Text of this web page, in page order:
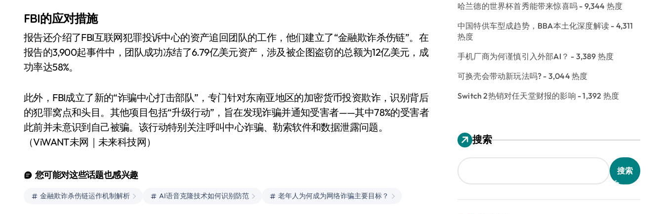
FBI的应对措施
报告还介绍了FBI互联网犯罪投诉中心的资产追回团队的工作，他们建立了“金融欺诈杀伤链”。在
报告的3,900起事件中，团队成功冻结了6.79亿美元资产，涉及被企图盗窃的总额为12亿美元，成
功率达58%。
此外，FBI成立了新的“诈骗中心打击部队”，专门针对东南亚地区的加密货币投资欺诈，识别背后
的犯罪窝点和头目。其他项目包括“升级行动”，旨在发现诈骗并通知受害者——其中78%的受害者
此前并未意识到自己被骗。该行动特别关注呼叫中心诈骗、勒索软件和数据泄露问题。
（ViWANT未网｜未来科技网）
您可能对这些话题也感兴趣
金融欺诈杀伤链运作机制解析 AI语音克隆技术如何识别防范 老年人为何成为网络诈骗主要目标？
哈兰德的世界杯首秀能带来惊喜吗 - 9,344 热度
中国特供车型成趋势，BBA本土化深度解读 - 4,311
热度
手机厂商为何谨慎引入外部AI？ - 3,389 热度
可换壳会带动新玩法吗? - 3,044 热度
Switch 2热销对任天堂财报的影响 - 1,392 热度
搜索
搜索